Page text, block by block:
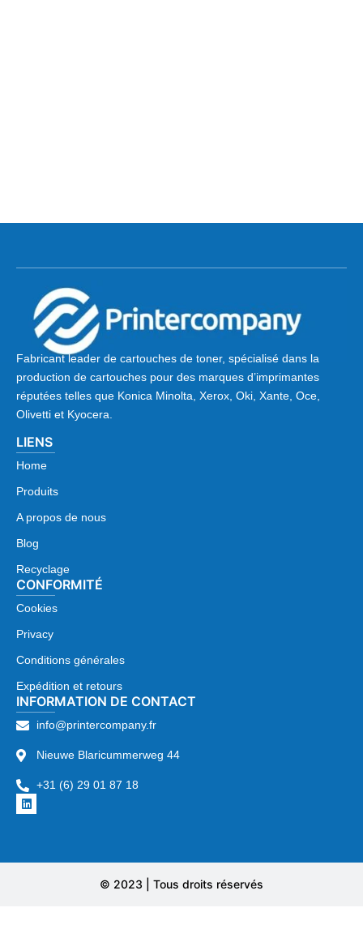
Fabricant leader de cartouches de toner, spécialisé dans la
production de cartouches pour des marques d’imprimantes
réputées telles que Konica Minolta, Xerox, Oki, Xante, Oce,
Olivetti et Kyocera.
LIENS
Home
Produits
A propos de nous
Blog
Recyclage
CONFORMITÉ
Cookies
Privacy
Conditions générales
Expédition et retours
INFORMATION DE CONTACT
info@printercompany.fr
Nieuwe Blaricummerweg 44
+31 (6) 29 01 87 18
© 2023 | Tous droits réservés